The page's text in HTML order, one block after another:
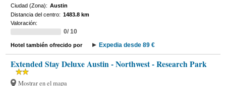
Ciudad (Zona): Austin
Distancia del centro: 1483.8 km
Valoración:
0/ 10
Hotel también ofrecido por Expedia desde 89 €
Extended Stay Deluxe Austin - Northwest - Research Park
Mostrar en el mapa